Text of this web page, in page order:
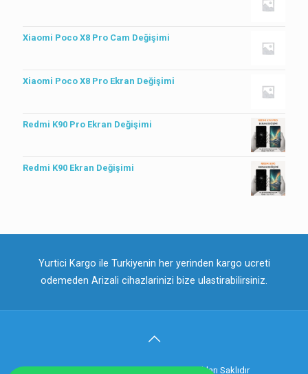
Xiaomi Poco X8 Pro Cam Değişimi
Xiaomi Poco X8 Pro Ekran Değişimi
Redmi K90 Pro Ekran Değişimi
Redmi K90 Ekran Değişimi
Yurtici Kargo ile Turkiyenin her yerinden kargo ucreti
odemeden Arizali cihazlarinizi bize ulastirabilirsiniz.
© 2018 Telefontamircin.net . Tüm Hakları Saklıdır